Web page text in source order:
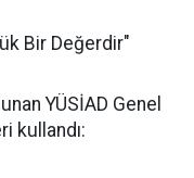
Bir Değerdir"
YÜSİAD Genel
kullandı: